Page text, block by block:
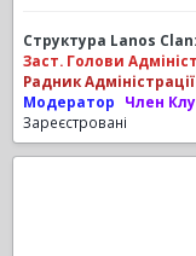
Структура Lanos Clan:
Заст. Голови
Радник Адміністрації
Модератор
Член
Зареєстровані